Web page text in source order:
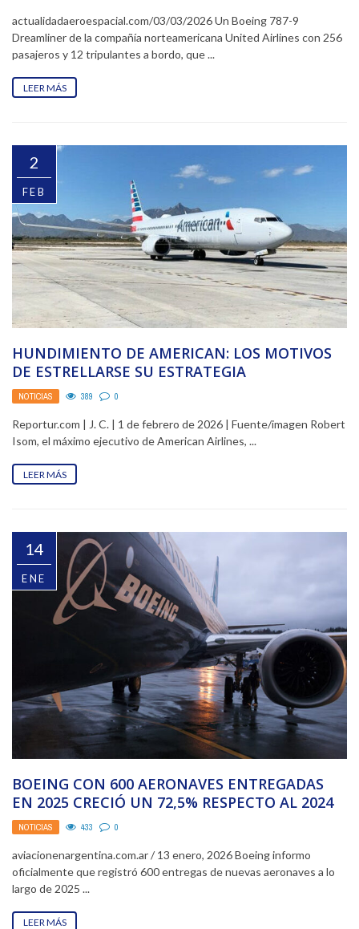
actualidadaeroespacial.com/03/03/2026 Un Boeing 787-9
Dreamliner de la compañía norteamericana United Airlines con 256
pasajeros y 12 tripulantes a bordo, que ...
LEER MÁS
2
FEB
HUNDIMIENTO DE AMERICAN: LOS MOTIVOS
DE ESTRELLARSE SU ESTRATEGIA
NOTICIAS 389 0
Reportur.com | J. C. | 1 de febrero de 2026 | Fuente/imagen Robert
Isom, el máximo ejecutivo de American Airlines, ...
LEER MÁS
14
ENE
BOEING CON 600 AERONAVES ENTREGADAS
EN 2025 CRECIÓ UN 72,5% RESPECTO AL 2024
NOTICIAS 433 0
aviacionenargentina.com.ar / 13 enero, 2026 Boeing informo
oficialmente que registró 600 entregas de nuevas aeronaves a lo
largo de 2025 ...
LEER MÁS